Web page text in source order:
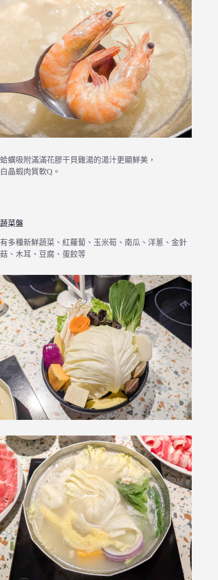
蛤蠣吸附滿滿花膠干貝雞湯的湯汁更顯鮮美，
白晶蝦肉質軟Q。
蔬菜盤
有多種新鮮蔬菜、紅蘿蔔、玉米筍、南瓜、洋蔥、金針
菇、木耳、豆腐、蛋餃等